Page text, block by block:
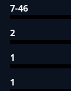
7-46
2
1
1